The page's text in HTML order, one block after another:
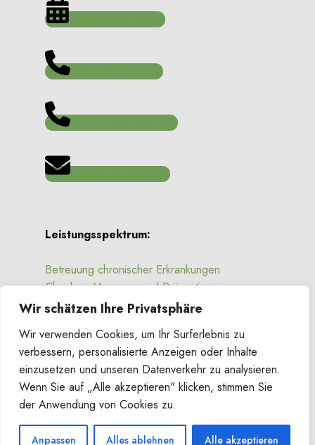
Wir schätzen Ihre Privatsphäre
Wir verwenden Cookies, um Ihr Surferlebnis zu
verbessern, personalisierte Anzeigen oder Inhalte
einzusetzen und unseren Datenverkehr zu analysieren.
Wenn Sie auf „Alle akzeptieren" klicken, stimmen Sie
der Anwendung von Cookies zu.
Anpassen Alles ablehnen Alle akzeptieren
TERMINBUCHUNG
+49 (30) 81 111 20
REZEPTBESTELLUNG
E-MAIL SCHREIBEN
Leistungsspektrum:
Betreuung chronischer Erkrankungen
Checkup, Vorsorge und Prävention
Schlafmedizin
Wundversorgung
Individuelle Gesundheitsleistungen(IGeL)
Links:
Impressum